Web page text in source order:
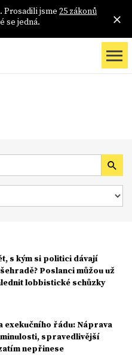
Prosadili jsme 25 zákonů
se jedná.
s kým si politici dávají
Poslanci můžou už
lobbistické schůzky
exekučního řádu: Náprava
spravedlivější
nepřinese